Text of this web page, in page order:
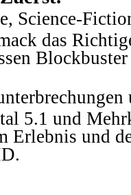
Science-
das
5.1 und
Erlebnis und